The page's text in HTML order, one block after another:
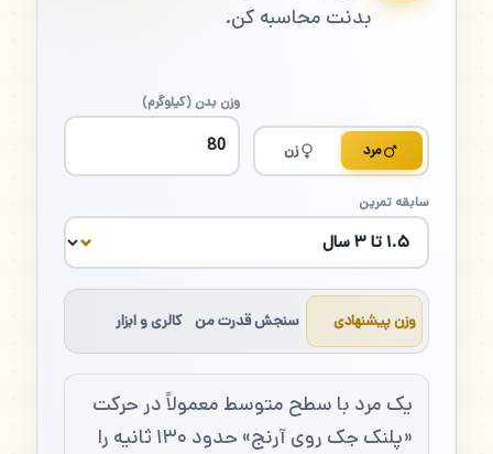
بدنت محاسبه کن.
مرد زن
وزن بدن (کیلوگرم)
سابقه تمرین
وزن پیشنهادی سنجش قدرت من کالری و ابزار
یک مرد با سطح متوسط معمولاً در حرکت
«پلنک جک روی آرنج» حدود ۱۳۰ ثانیه را